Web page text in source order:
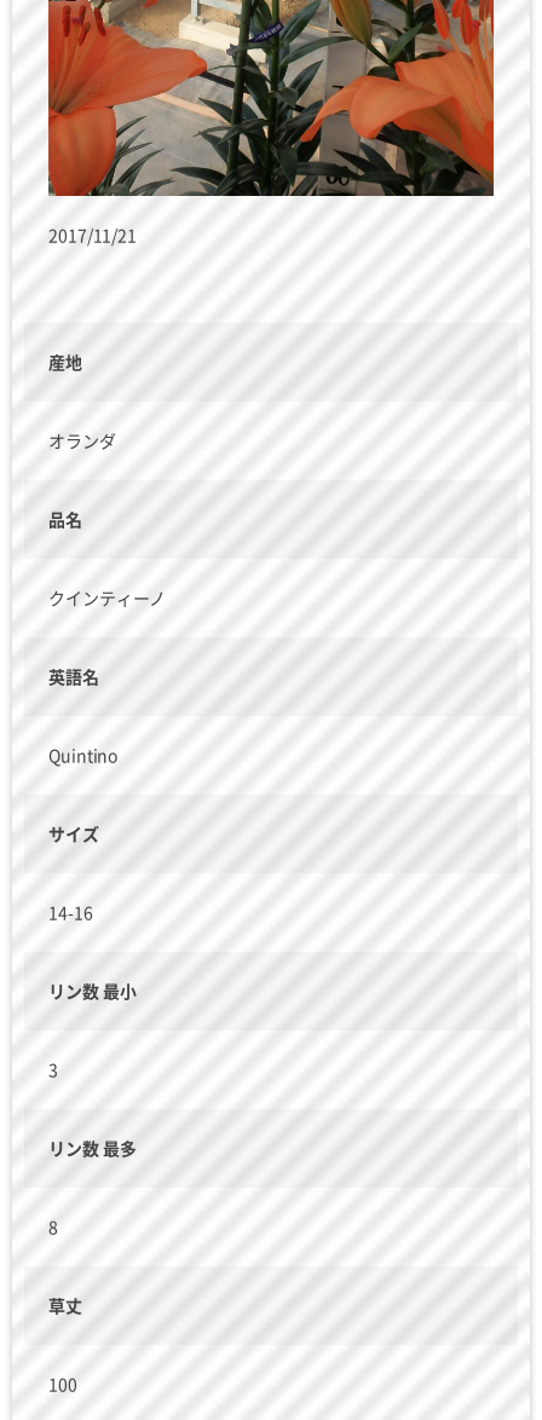
2017/11/21
産地
オランダ
品名
クインティーノ
英語名
Quintino
サイズ
14-16
リン数 最小
3
リン数 最多
8
草丈
100